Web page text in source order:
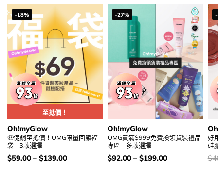
-18%
至抵價！
Oh!myGlow
🤑促銷至抵價！OMG限量回饋褔
袋 – 3款選擇
價
錢：
$59.00– $139.00
-27%
Oh!myGlow
OMG買滿$999免費換領貨裝禮品
專區 – 多款選擇
價
錢：
$92.00– $199.00
好
硅
價
錢
$